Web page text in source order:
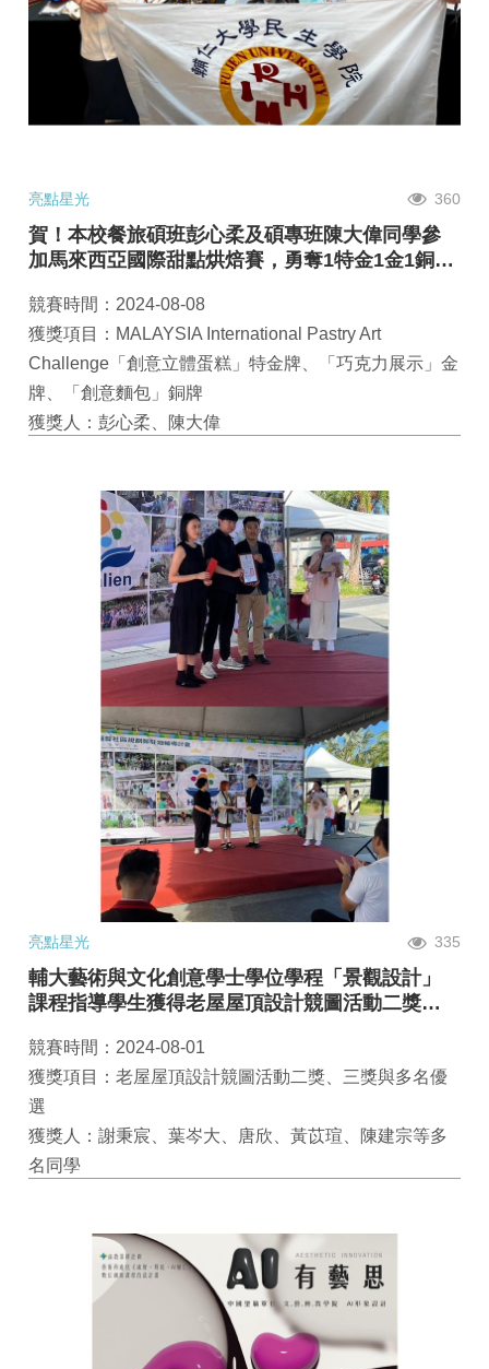
亮點星光 360
賀！本校餐旅碩班彭心柔及碩專班陳大偉同學參
加馬來西亞國際甜點烘焙賽，勇奪1特金1金1銅！
競賽時間：2024-08-08
獲獎項目：MALAYSIA International Pastry Art
Challenge「創意立體蛋糕」特金牌、「巧克力展示」金
牌、「創意麵包」銅牌
獲獎人：彭心柔、陳大偉
亮點星光 335
輔大藝術與文化創意學士學位學程「景觀設計」
課程指導學生獲得老屋屋頂設計競圖活動二獎、
競賽時間：2024-08-01
獲獎項目：老屋屋頂設計競圖活動二獎、三獎與多名優
選
獲獎人：謝秉宸、葉岑大、唐欣、黃苡瑄、陳建宗等多
名同學